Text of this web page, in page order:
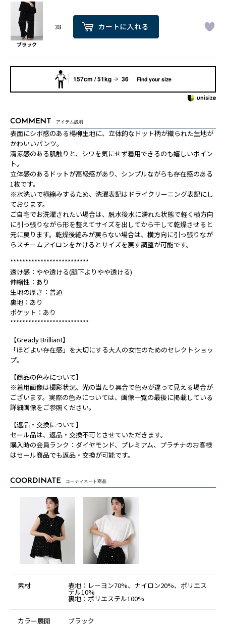
ブラック
38
157cm / 51kg 36 Find your size
COMMENT アイテム説明
表面にシボ感のある楊柳生地に、立体的なドット柄が織られた生地が
かわいいパンツ。
清涼感のある肌触りと、シワを気にせず着用できるのも嬉しいポイン
ト。
立体感のあるドットが高級感があり、シンプルながらも存在感のある
1枚です。
※水洗いで横縮みするため、洗濯表記はドライクリーニング表記にし
ております。
ご自宅でお洗濯されたい場合は、脱水後水に濡れた状態で軽く横方向
に引っ張りながら形を整えてサイズを出してから干して乾燥させると
元に戻ります。乾燥後縮みが戻らない場合は、横方向に引っ張りなが
らスチームアイロンをかけるとサイズを戻す調整が可能です。
**************************
透け感：やや透ける(腿下よりやや透ける)
伸縮性：あり
生地の厚さ：普通
裏地：あり
ポケット：あり
**************************
【Gready Brilliant】
「ほどよい存在感」を大切にする大人の女性のためのセレクトショッ
プ。
【商品の色みについて】
※着用画像は撮影状況、光の当たり具合で色みが違って見える場合が
ございます。実際の色みについては、画像一覧の最後に掲載している
詳細画像をご参照ください。
【返品・交換について】
セール品は、返品・交換不可とさせていただきます。
購入時の会員ランク：ダイヤモンド、プレミアム、プラチナのお客様
はセール商品でも返品・交換が可能です。
COORDINATE コーディネート商品
素材 表地：レーヨン70%、ナイロン20%、ポリエス
テル10%
裏地：ポリエステル100%
カラー展開 ブラック